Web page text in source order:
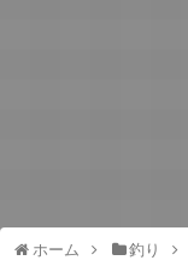
ホーム 釣り